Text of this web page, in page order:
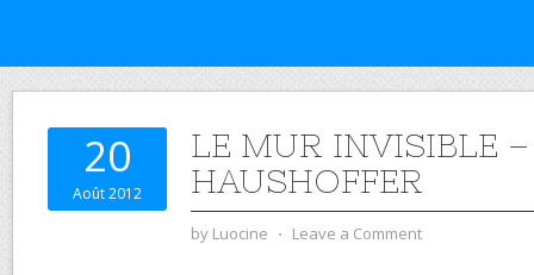
20
Août 2012
LE MUR INVISIBLE
HAUSHOFFER
by Luocine ⋅ Leave a Comment